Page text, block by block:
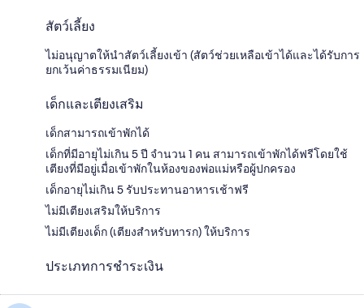
สัตว์เลี้ยง
ไม่อนุญาตให้นำสัตว์เลี้ยงเข้า (สัตว์ช่วยเหลือเข้าได้และได้รับการ
ยกเว้นค่าธรรมเนียม)
เด็กและเตียงเสริม
เด็กสามารถเข้าพักได้
เด็กที่มีอายุไม่เกิน 5 ปี จำนวน 1 คน สามารถเข้าพักได้ฟรีโดยใช้
เตียงที่มีอยู่เมื่อเข้าพักในห้องของพ่อแม่หรือผู้ปกครอง
เด็กอายุไม่เกิน 5 รับประทานอาหารเช้าฟรี
ไม่มีเตียงเสริมให้บริการ
ไม่มีเตียงเด็ก (เตียงสำหรับทารก) ให้บริการ
ประเภทการชำระเงิน